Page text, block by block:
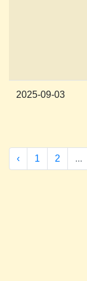
2025-09-03
‹ 1 2 ...